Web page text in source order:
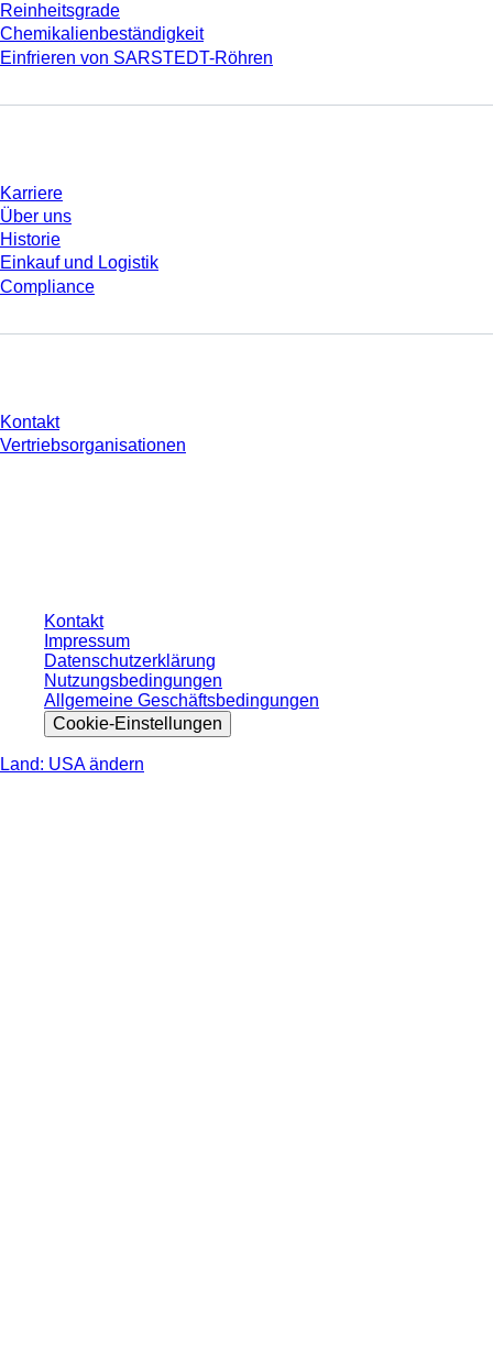
Reinheitsgrade
Chemikalienbeständigkeit
Einfrieren von SARSTEDT-Röhren
Karriere
Über uns
Historie
Einkauf und Logistik
Compliance
Kontakt
Vertriebsorganisationen
Kontakt
Impressum
Datenschutzerklärung
Nutzungsbedingungen
Allgemeine Geschäftsbedingungen
Cookie-Einstellungen
Land: USA ändern